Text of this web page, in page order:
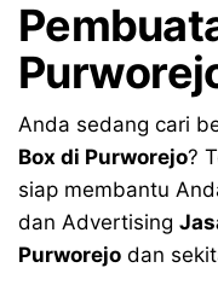
Anda sedang cari
Box di Purworejo?
siap membantu
dan Advertising
Purworejo dan